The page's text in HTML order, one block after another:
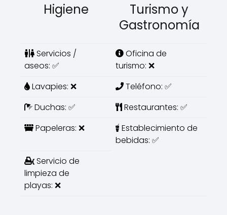
Higiene
Turismo y
Gastronomía
Servicios /
aseos: ✅
Oficina de
turismo: ❌
Lavapies: ❌
Teléfono: ✅
Duchas: ✅
Restaurantes: ✅
Papeleras: ❌
Establecimiento de
bebidas: ✅
Servicio de
limpieza de
playas: ❌